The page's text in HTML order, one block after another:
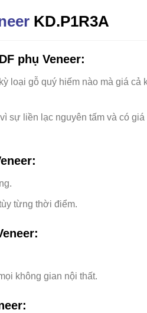
KD.P1R3A
phụ Veneer:
loại gỗ quý hiếm nào mà giá cả
sự liền lạc nguyên tấm và có
:
từng thời điểm.
:
không gian nội thất.
: